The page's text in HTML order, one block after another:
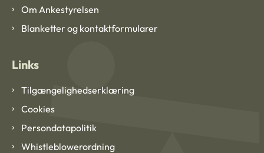
Om Ankestyrelsen
Blanketter og kontaktformularer
Links
Tilgængelighedserklæring
Cookies
Persondatapolitik
Whistleblowerordning